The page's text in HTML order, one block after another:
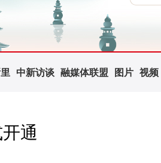
中新访谈 融媒体联盟 图片 视频
通